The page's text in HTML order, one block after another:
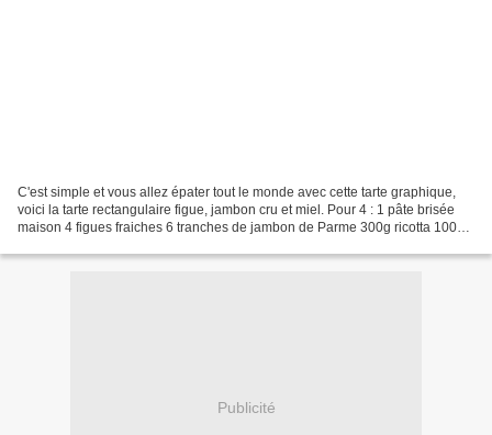
C'est simple et vous allez épater tout le monde avec cette tarte graphique,
voici la tarte rectangulaire figue, jambon cru et miel. Pour 4 : 1 pâte brisée
maison 4 figues fraiches 6 tranches de jambon de Parme 300g ricotta 100g
Publicité